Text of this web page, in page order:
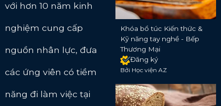
với hơn 10 năm kinh
nghiệm cung cấp
nguồn nhân lực, đưa
các ứng viên có tiềm
năng đi làm việc tại
Khóa bổ túc Kiến thức &
Kỹ năng tay nghề - Bếp
Thương Mại
Đăng ký
Bởi Học viện AZ